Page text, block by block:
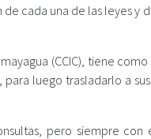
cada una de las leyes y
(CCIC), tiene
luego trasladarlo a
pero siempre con